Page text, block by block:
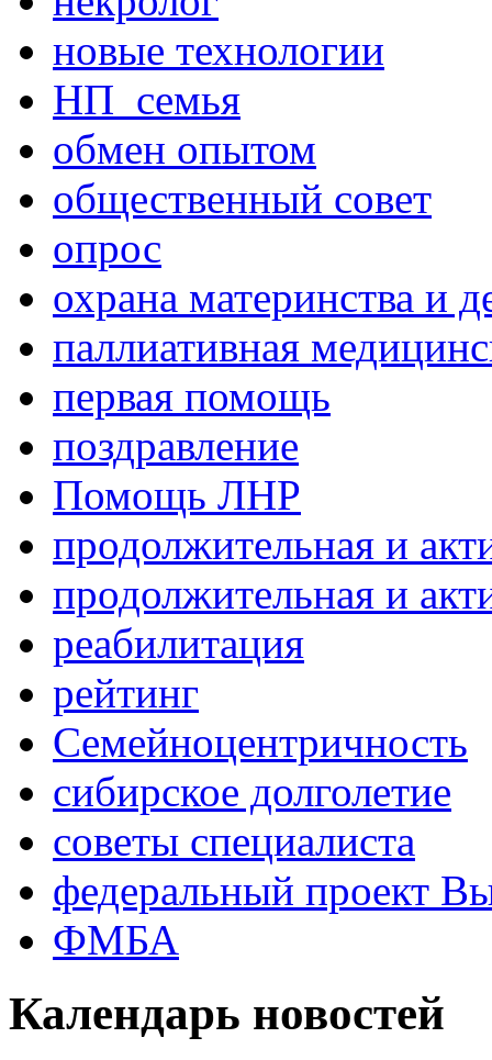
новые технологии
НП_семья
обмен опытом
общественный совет
опрос
охрана материнства и
паллиативная
первая помощь
поздравление
Помощь ЛНР
продолжительная и
продолжительная и
реабилитация
рейтинг
Семейноцентричность
сибирское долголетие
советы специалиста
федеральный проект
ФМБА
Календарь новостей